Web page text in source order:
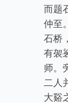
而题
仲至
石桥
有袈
师。
二人
大谿